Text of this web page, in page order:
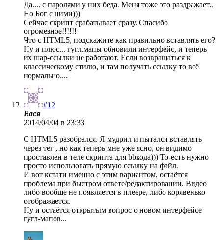
Да.... с паролями у них беда. Меня тоже это раздражает..
Но Бог с ними)))
Сейчас скрипт срабатывает сразу. Спасибо
огромезное!!!!!!
Что с HTML5, подскажите как правильно вставлять его?
Ну и плюс... гугл.мапы обновили интерфейс, и теперь
их шар-ссылки не работают. Если возвращаться к
классическому стилю, и там получать ссылку то всё
нормально....
#12
Вася
2014/04/04 в 23:33
С HTML5 разобрался. Я мудрил и пытался вставлять
через тег , но как теперь мне уже ясно, он видимо
проставлен в теле скрипта для bbкода))) То-есть нужно
просто использовать прямую ссылку на файл.
И вот кстати именно с этим вариантом, остаётся
проблема при быстром ответе/редактировании. Видео
либо вообще не появляется в плеере, либо корявенько
отображается.
Ну и остаётся открытым вопрос о новом интерфейсе
гугл-мапов...